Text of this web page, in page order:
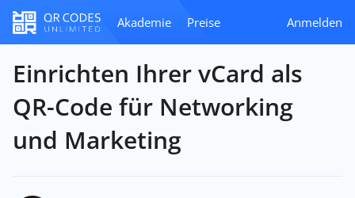
Akademie Preise Anmelden
Einrichten Ihrer vCard als
QR-Code für Networking
und Marketing